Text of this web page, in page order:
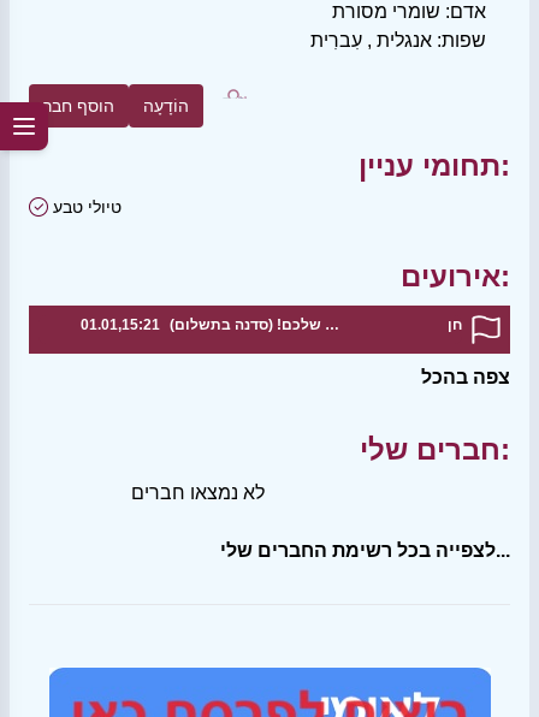
אדם: שומרי מסורת
שפות: אנגלית , עִברִית
הוסף חבר הוֹדָעָה
תחומי עניין:
טיולי טבע
אירועים:
01.01,15:21 סדנת עיצוב מנורה עם הטאץ' האישי שלכם! (סדנה בתשלום) חן
צפה בהכל
חברים שלי:
לא נמצאו חברים
לצפייה בכל רשימת החברים שלי...